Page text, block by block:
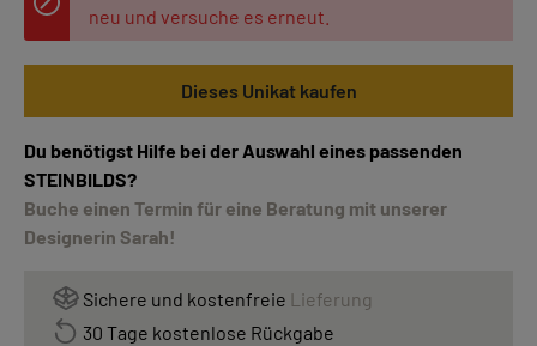
neu und versuche es erneut.
Dieses Unikat kaufen
Du benötigst Hilfe bei der Auswahl eines passenden
STEINBILDS?
Buche einen Termin für eine Beratung mit unserer
Designerin Sarah!
Sichere und kostenfreie Lieferung
30 Tage kostenlose Rückgabe